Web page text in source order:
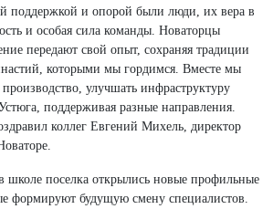
поддержкой и опорой были люди, их вера в
и особая сила команды. Новаторцы
передают свой опыт, сохраняя традиции
которыми мы гордимся. Вместе мы
улучшать инфраструктуру
поддерживая разные направления.
коллег Евгений Михель, директор
поселка открылись новые профильные
формируют будущую смену специалистов.